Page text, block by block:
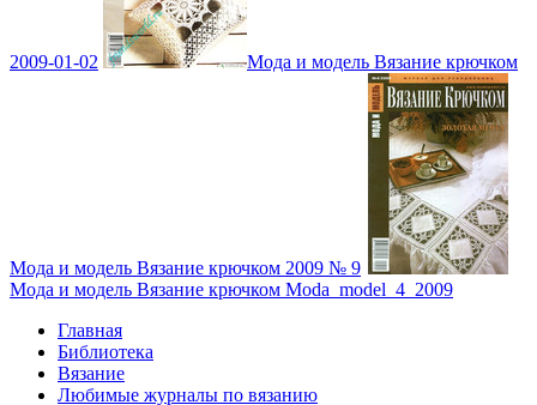
2009-01-02 Мода и модель Вязание крючком
Мода и модель Вязание крючком 2009 № 9
Мода и модель Вязание крючком Moda_model_4_2009
Главная
Библиотека
Вязание
Любимые журналы по вязанию